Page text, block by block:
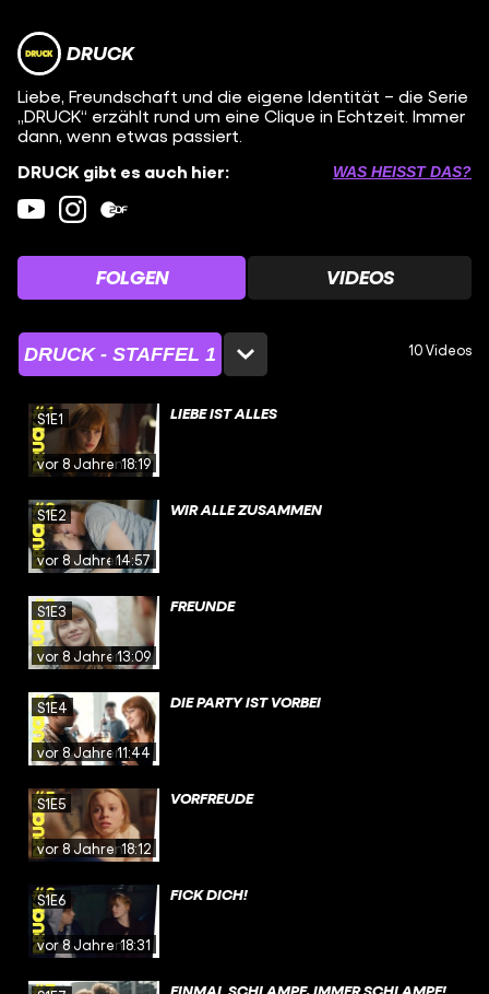
DRUCK
Liebe, Freundschaft und die eigene Identität – die Serie
„DRUCK“ erzählt rund um eine Clique in Echtzeit. Immer
dann, wenn etwas passiert.
DRUCK gibt es auch hier:
WAS HEISST DAS?
FOLGEN VIDEOS
DRUCK - STAFFEL 1 10 Videos
vor 8 Jahren18:19
S1E1 LIEBE IST ALLES
vor 8 Jahren14:57
S1E2 WIR ALLE ZUSAMMEN
vor 8 Jahren13:09
S1E3 FREUNDE
vor 8 Jahren11:44
S1E4 DIE PARTY IST VORBEI
vor 8 Jahren18:12
S1E5 VORFREUDE
vor 8 Jahren18:31
S1E6 FICK DICH!
EINMAL SCHLAMPE, IMMER SCHLAMPE!